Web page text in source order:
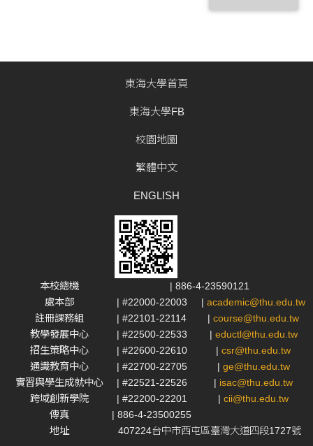
東海大學首頁
東海大學FB
校園地圖
繁體中文
ENGLISH
本校總機
| 886-4-23590121
處本部
| #22000-22003 | academic@thu.edu.tw
註冊課務組
| #22101-22114 | course@thu.edu.tw
教學發展中心
| #22500-22533 | eductl@thu.edu.tw
招生策略中心
| #22600-22610 | csr@thu.edu.tw
通識教育中心
| #22700-22705 | ge@thu.edu.tw
實習與學生成就中心
| #22521-22526 | isac@thu.edu.tw
跨域創新學院
| #22200-22201 | cii@thu.edu.tw
傳真
| 886-4-23500255
地址
407224台中市西屯區臺灣大道四段1727號